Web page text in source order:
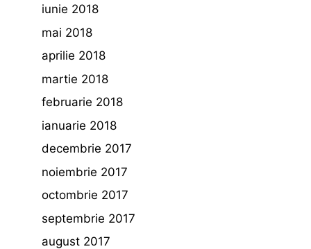
iunie 2018
mai 2018
aprilie 2018
martie 2018
februarie 2018
ianuarie 2018
decembrie 2017
noiembrie 2017
octombrie 2017
septembrie 2017
august 2017